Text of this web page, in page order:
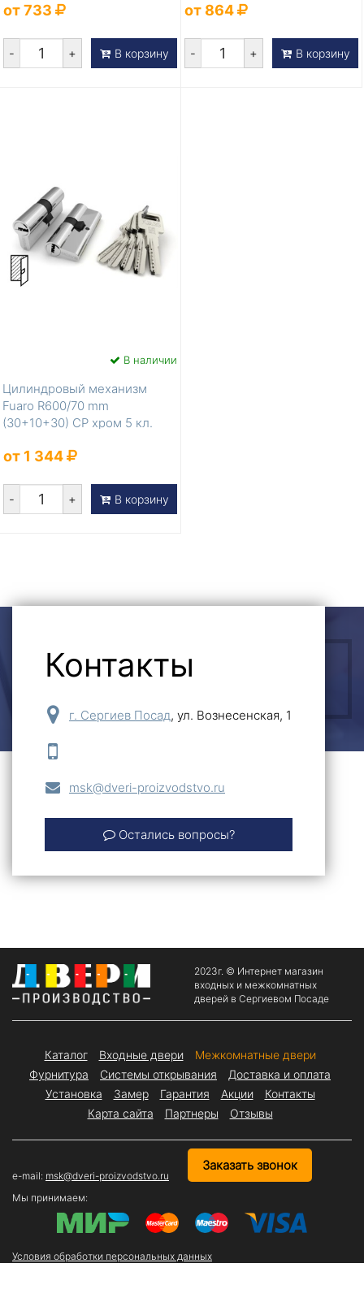
от 733
- + В корзину
от 864
- + В корзину
В наличии
Цилиндровый механизм
Fuaro R600/70 mm
(30+10+30) CP хром 5 кл.
от 1 344
- + В корзину
ОСТАВИТЬ ЗАЯВКУ
Контакты
г. Сергиев Посад, ул. Вознесенская, 1
msk@dveri-proizvodstvo.ru
Остались вопросы?
2023г. © Интернет магазин
входных и межкомнатных
дверей в Сергиевом Посаде
Каталог Входные двери
Межкомнатные двери
Фурнитура
Системы открывания
Доставка и оплата
Установка
Замер Гарантия Акции
Контакты
Карта сайта
Партнеры Отзывы
e-mail: msk@dveri-proizvodstvo.ru
Заказать звонок
Мы принимаем:
Условия обработки персональных данных